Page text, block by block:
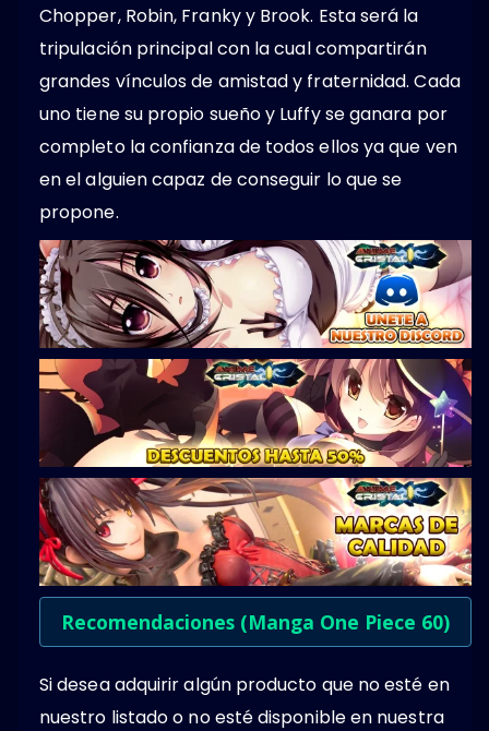
Chopper, Robin, Franky y Brook. Esta será la
tripulación principal con la cual compartirán
grandes vínculos de amistad y fraternidad. Cada
uno tiene su propio sueño y Luffy se ganara por
completo la confianza de todos ellos ya que ven
en el alguien capaz de conseguir lo que se
propone.
Recomendaciones (Manga One Piece 60)
Si desea adquirir algún producto que no esté en
nuestro listado o no esté disponible en nuestra